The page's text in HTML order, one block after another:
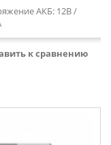
АКБ: 12В /
к сравнению